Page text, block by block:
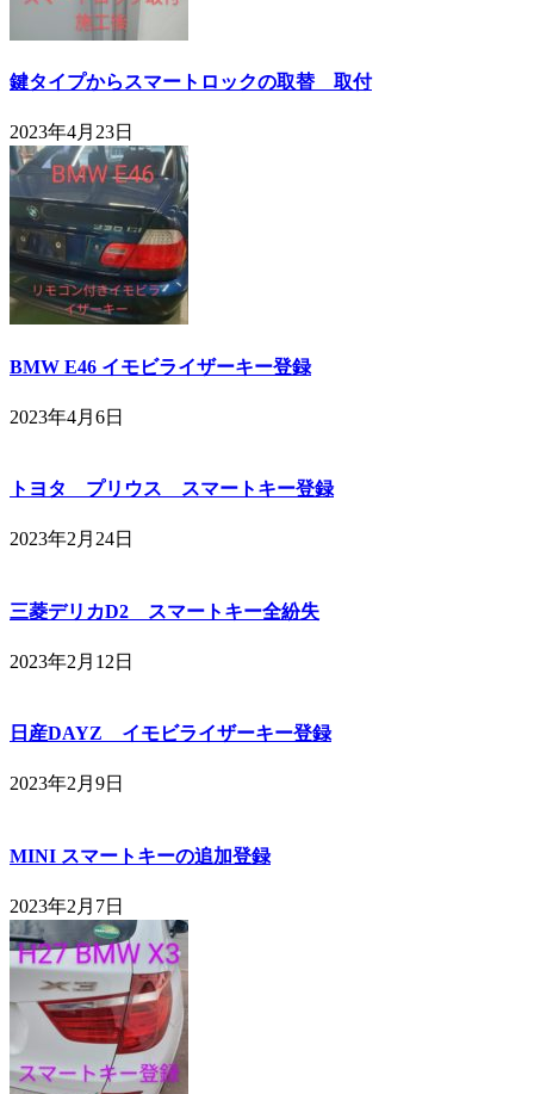
鍵タイプからスマートロックの取替 取付
2023年4月23日
BMW E46 イモビライザーキー登録
2023年4月6日
トヨタ プリウス スマートキー登録
2023年2月24日
三菱デリカD2 スマートキー全紛失
2023年2月12日
日産DAYZ イモビライザーキー登録
2023年2月9日
MINI スマートキーの追加登録
2023年2月7日